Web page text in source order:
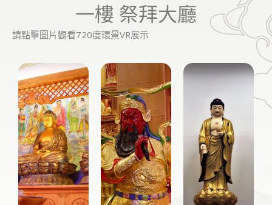
一樓 祭拜大廳
請點擊圖片觀看720度環景VR展示